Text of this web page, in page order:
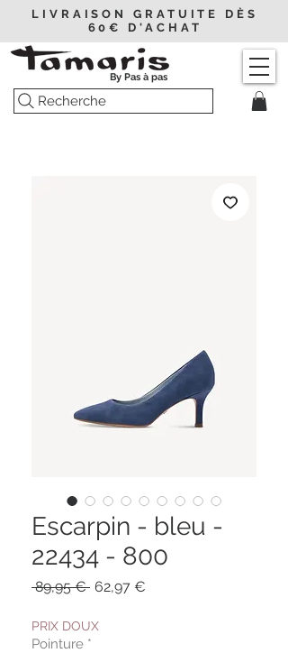
LIVRAISON GRATUITE DÈS
60€ D'ACHAT
Recherche
By Pas à pas
Escarpin - bleu -
22434 - 800
89,95 € Prix
62,97 €
PRIX DOUX
Pointure *